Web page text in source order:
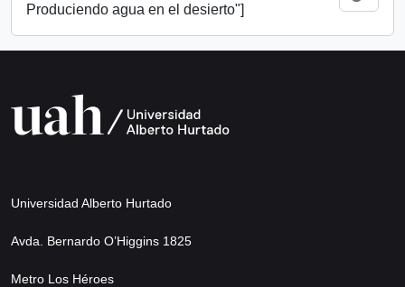
Produciendo agua en el desierto"]
Universidad Alberto Hurtado
Avda. Bernardo O’Higgins 1825
Metro Los Héroes